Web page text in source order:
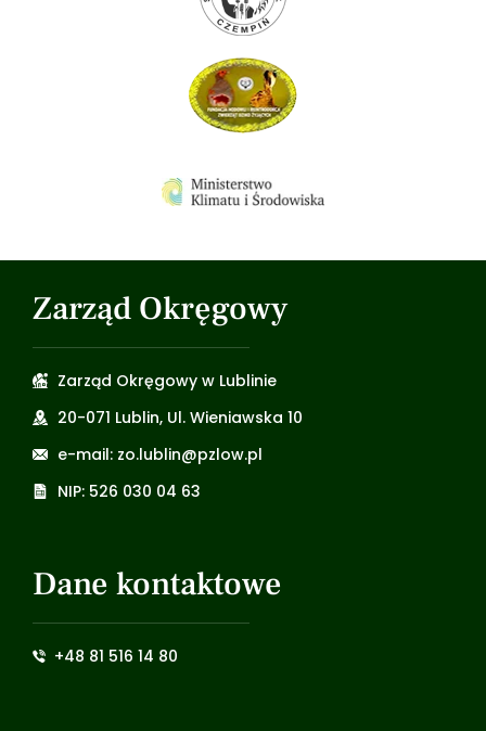
Zarząd Okręgowy
Zarząd Okręgowy w Lublinie
20-071 Lublin, Ul. Wieniawska 10
e-mail: zo.lublin@pzlow.pl
NIP: 526 030 04 63
Dane kontaktowe
+48 81 516 14 80